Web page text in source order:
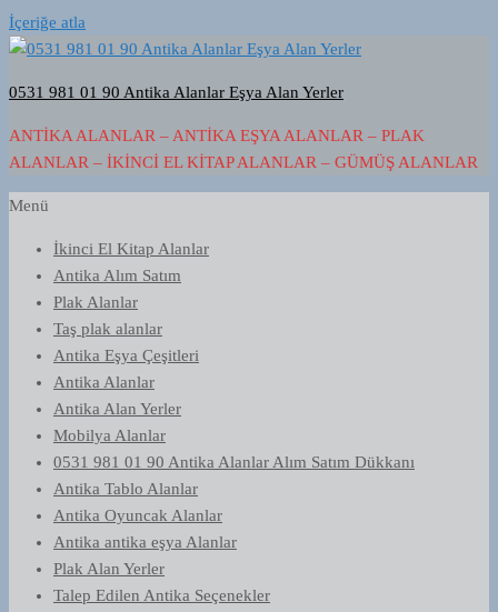
İçeriğe atla
0531 981 01 90 Antika Alanlar Eşya Alan Yerler
ANTIKA ALANLAR – ANTIKA EŞYA ALANLAR – PLAK
ALANLAR – İKINCI EL KITAP ALANLAR – GÜMÜŞ ALANLAR
Menü
İkinci El Kitap Alanlar
Antika Alım Satım
Plak Alanlar
Taş plak alanlar
Antika Eşya Çeşitleri
Antika Alanlar
Antika Alan Yerler
Mobilya Alanlar
0531 981 01 90 Antika Alanlar Alım Satım Dükkanı
Antika Tablo Alanlar
Antika Oyuncak Alanlar
Antika antika eşya Alanlar
Plak Alan Yerler
Talep Edilen Antika Seçenekler